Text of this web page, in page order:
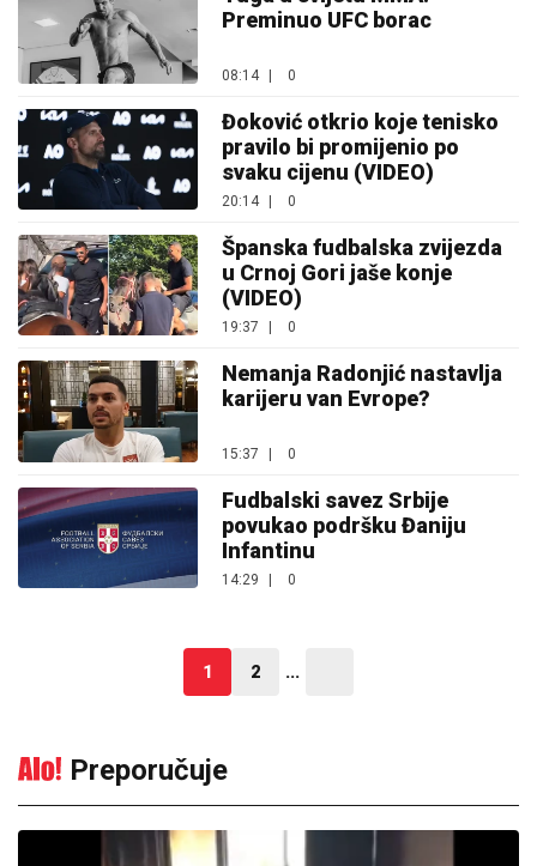
Preminuo UFC borac
08:14 | 0
Đoković otkrio koje tenisko
pravilo bi promijenio po
svaku cijenu (VIDEO)
20:14 0
Španska fudbalska zvijezda
u Crnoj Gori jaše konje
(VIDEO)
19:37 0
Nemanja Radonjić nastavlja
karijeru van Evrope?
15:37 | 0
Fudbalski savez Srbije
povukao podršku Đaniju
Infantinu
14:29 | 0
1 2 ...
Preporučuje